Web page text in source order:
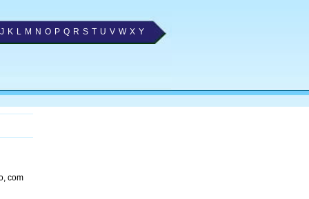
J K L M N O P Q R S T U V W X Y
com